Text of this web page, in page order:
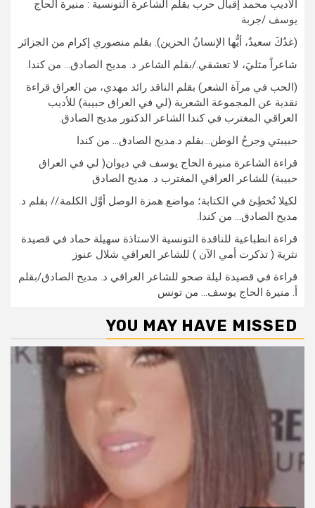
الأديب محمد إقبال حرب بقلم الشاعرة التونسية : منيرة الحاج
يوسف /جربة
(غدُكَ سعيدٌ، أيُّها الإنسانُ الحزين). بقلم منصوري إكرام من الجزائر
شاعراً مثليَ، لا تعشقي./بقلم الشاعر د. مديح الصادق… من كندا.
(الحب في مرآة الشعر) بقلم الناقد رائد مهدي، من العراق قراءة
نقدية عن المجموعة الشعرية (لي في العراق حبيبة) للأديب
العراقي المغترب في كندا الشاعر الدكتور مديح الصادق.
حبيبتي وجرحُ الوطن…بقلم د.مديح الصادق… من كندا
قراءة الشاعرة منيرة الحاج يوسف في ديوان( لي في العراق
حبيبة) للشاعر العراقي المغترب د. مديح الصادق
لكيلا نُخطِئ في الكتابة؛ مواضع همزة الوصل أوَّل الكلمة.// بقلم د.
مديح الصادق… من كندا.
قراءة انطباعية للناقدة التونسية الاستاذة سهيلة حماد في قصيدة
نثرية ( تذكرت أمي الآن ) للشاعر العراقي شلال عنوز
قراءة في قصيدة ليلة صحو للشاعر العراقي د. مديح الصادق/بقلم
أ. منيرة الحاج يوسف… من تونس
YOU MAY HAVE MISSED